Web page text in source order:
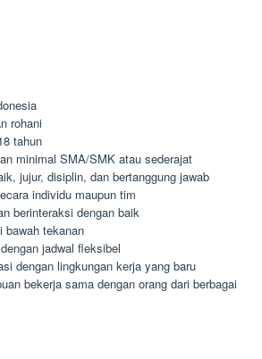
rohani
tahun
minimal SMA/SMK atau sederajat
jujur, disiplin, dan bertanggung jawab
individu maupun tim
berinteraksi dengan baik
bawah tekanan
jadwal fleksibel
dengan lingkungan kerja yang baru
bekerja sama dengan orang dari berbagai